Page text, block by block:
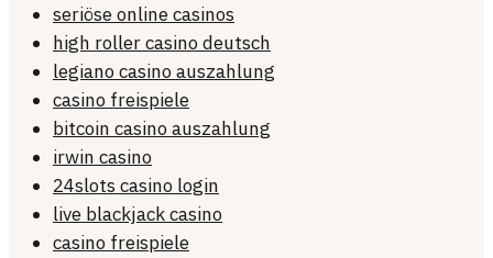
seriöse online casinos
high roller casino deutsch
legiano casino auszahlung
casino freispiele
bitcoin casino auszahlung
irwin casino
24slots casino login
live blackjack casino
casino freispiele